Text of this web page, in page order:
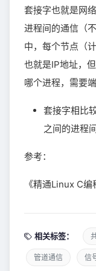
套接字也就是网
进程间的通信（
中，每个节点（
也就是IP地址，
哪个进程，需要
套接字相比
之间的进程
参考：
《精通Linux C
相关标签：
管道通信 信